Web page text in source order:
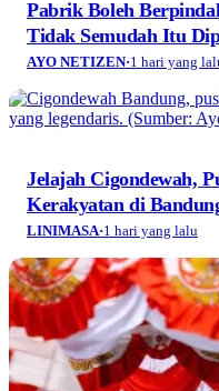
Pabrik Boleh
Tidak Semudah Itu
AYO NETIZEN·1 hari yang
Jelajah Cigondewah,
Kerakyatan di
LINIMASA·1 hari yang lalu